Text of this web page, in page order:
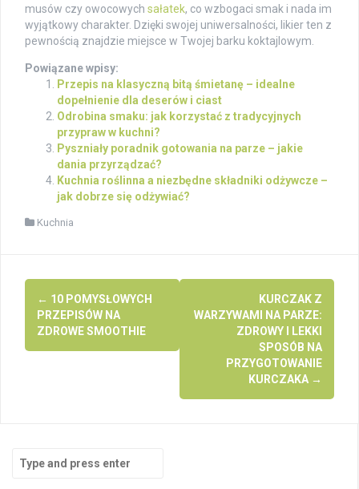
musów czy owocowych sałatek, co wzbogaci smak i nada im
wyjątkowy charakter. Dzięki swojej uniwersalności, likier ten z
pewnością znajdzie miejsce w Twojej barku koktajlowym.
Powiązane wpisy:
Przepis na klasyczną bitą śmietanę – idealne
dopełnienie dla deserów i ciast
Odrobina smaku: jak korzystać z tradycyjnych
przypraw w kuchni?
Pyszniały poradnik gotowania na parze – jakie
dania przyrządzać?
Kuchnia roślinna a niezbędne składniki odżywcze –
jak dobrze się odżywiać?
Kuchnia
Post
navigation
← 10 POMYSŁOWYCH
PRZEPISÓW NA
ZDROWE SMOOTHIE
KURCZAK Z
WARZYWAMI NA PARZE:
ZDROWY I LEKKI
SPOSÓB NA
PRZYGOTOWANIE
KURCZAKA →
for: